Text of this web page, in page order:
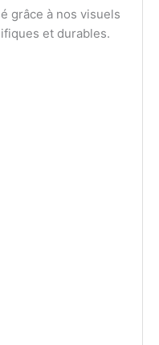
grâce à nos visuels
et durables.